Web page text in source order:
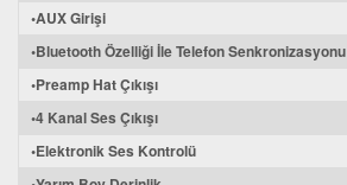
•AUX Girişi
•Bluetooth Özelliği İle Telefon Senkronizasyonu
•Preamp Hat Çıkışı
•4 Kanal Ses Çıkışı
•Elektronik Ses Kontrolü